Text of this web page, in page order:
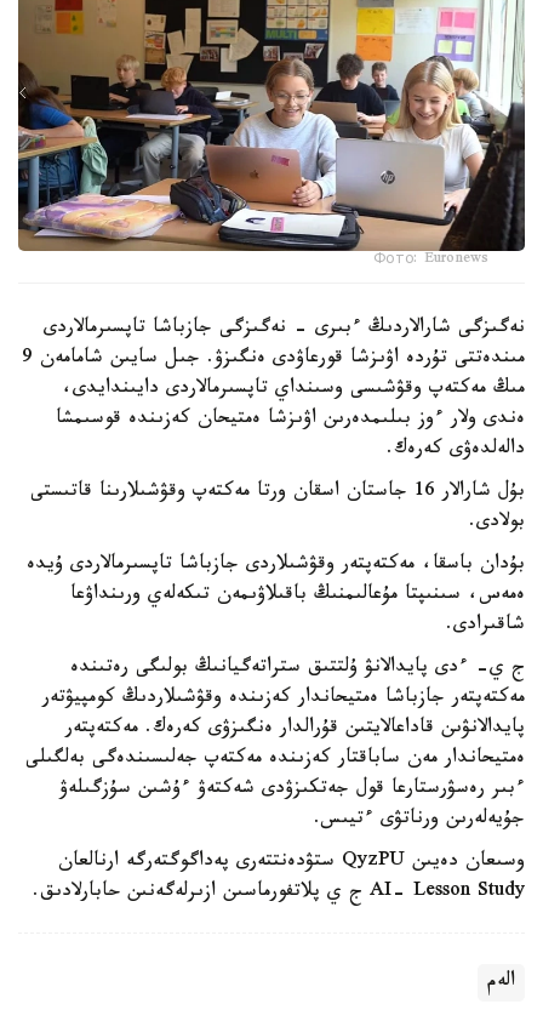
Фото: Euronews
نەگىزگى شارالاردىڭ ءبىرى - نەگىزگى جازباشا تاپسىرمالاردى
مىندەتتى تۇردە اۋىزشا قورعاۋدى ەنگىزۋ. جىل سايىن شامامەن 9
مىڭ مەكتەپ وقۋشىسى وسىنداي تاپسىرمالاردى دايىندايدى،
ەندى ولار ءوز بىلىمدەرىن اۋىزشا ەمتيحان كەزىندە قوسىمشا
دالەلدەۋى كەرەك.
بۇل شارالار 16 جاستان اسقان ورتا مەكتەپ وقۋشىلارىنا قاتىستى
بولادى.
بۇدان باسقا، مەكتەپتەر وقۋشىلاردى جازباشا تاپسىرمالاردى ۇيدە
ەمەس، سىنىپتا مۇعالىمنىڭ باقىلاۋىمەن تىكەلەي ورىنداۋعا
شاقىرادى.
ج ي- ءدى پايدالانۋ ۇلتتىق ستراتەگيانىڭ بولىگى رەتىندە
مەكتەپتەر جازباشا ەمتيحاندار كەزىندە وقۋشىلاردىڭ كومپيۋتەر
پايدالانۋىن قاداعالايتىن قۇرالدار ەنگىزۋى كەرەك. مەكتەپتەر
ەمتيحاندار مەن ساباقتار كەزىندە مەكتەپ جەلىسىندەگى بەلگىلى
ءبىر رەسۋرستارعا قول جەتكىزۋدى شەكتەۋ ءۇشىن سۇزگىلەۋ
جۇيەلەرىن ورناتۋى ءتيىس.
وسىعان دەيىن QyzPU ستۋدەنتتەرى پەداگوگتەرگە ارنالعان
AI- Lesson Study ج ي پلاتفورماسىن ازىرلەگەنىن حابارلادىق.
الەم